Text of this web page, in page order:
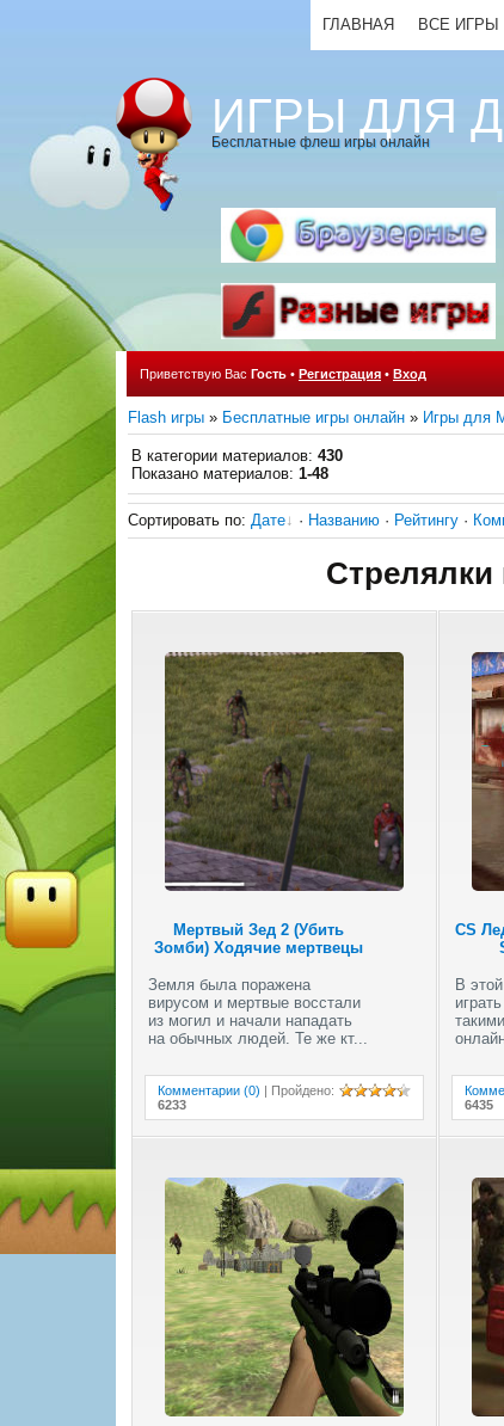
ГЛАВНАЯ ВСЕ ИГРЫ
ИГРЫ ДЛЯ
Бесплатные флеш игры онлайн
Приветствую Вас Гость • Регистрация • Вход
Flash игры » Бесплатные игры онлайн » Игры для
В категории материалов: 430
Показано материалов: 1-48
Сортировать по: Дате · Названию · Рейтингу ·
Стрелялки
Мертвый Зед 2 (Убить
Зомби) Ходячие мертвецы
Земля была поражена
вирусом и мертвые восстали
из могил и начали нападать
на обычных людей. Те же кт...
Комментарии (0) Пройдено:
6233
CS
В
6435